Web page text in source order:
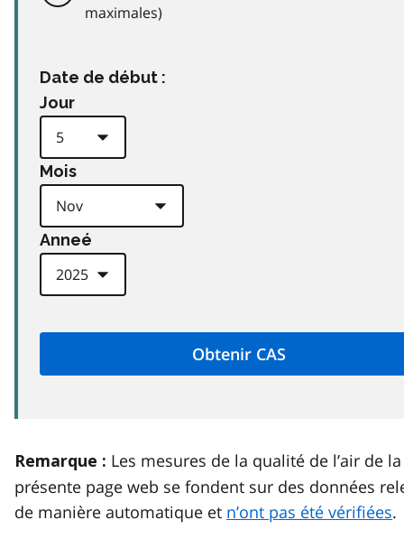
maximales)
Date de début :
Jour
Mois
Anneé
Remarque : Les mesures de la qualité de l’air de la
présente page web se fondent sur des données
de manière automatique et n’ont pas été vérifiées.